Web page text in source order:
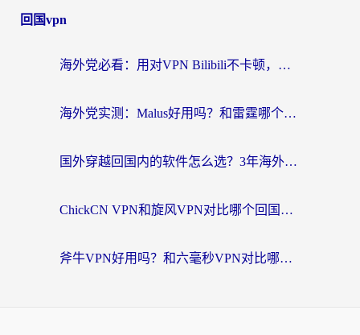
回国vpn
海外党必看：用对VPN Bilibili不卡顿，英国玩国内游戏也丝滑——2026回国加速器选择指南
海外党实测：Malus好用吗？和雷霆哪个好？+ 3款热门加速器深度对比
国外穿越回国内的软件怎么选？3年海外党亲测实用指南，告别地域限制
ChickCN VPN和旋风VPN对比哪个回国效果更好？海外党实测回国内网神器指南
斧牛VPN好用吗？和六毫秒VPN对比哪个回国效果更好？海外党亲测实用指南